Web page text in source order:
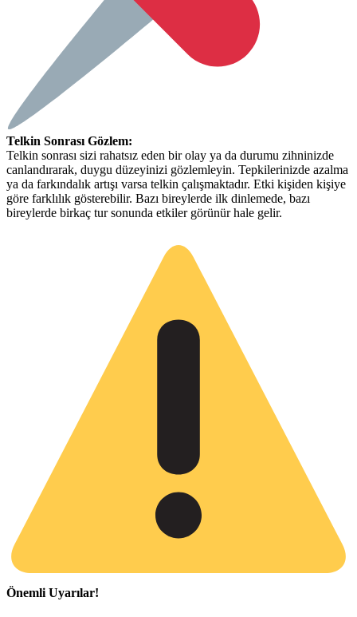
Telkin Sonrası Gözlem:
Telkin sonrası sizi rahatsız eden bir olay ya da durumu zihninizde
canlandırarak, duygu düzeyinizi gözlemleyin. Tepkilerinizde azalma
ya da farkındalık artışı varsa telkin çalışmaktadır. Etki kişiden kişiye
göre farklılık gösterebilir. Bazı bireylerde ilk dinlemede, bazı
bireylerde birkaç tur sonunda etkiler görünür hale gelir.
Önemli Uyarılar!